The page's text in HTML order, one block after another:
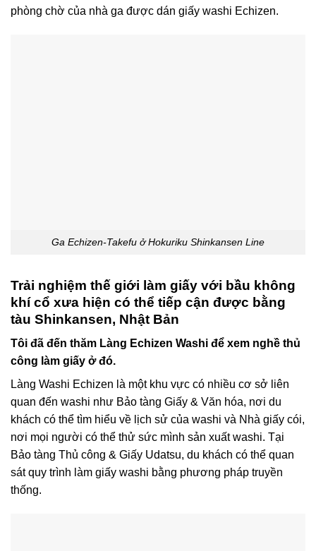
phòng chờ của nhà ga được dán giấy washi Echizen.
Ga Echizen-Takefu ở Hokuriku Shinkansen Line
Trải nghiệm thế giới làm giấy với bầu không
khí cổ xưa hiện có thể tiếp cận được bằng
tàu Shinkansen, Nhật Bản
Tôi đã đến thăm Làng Echizen Washi để xem nghề thủ
công làm giấy ở đó.
Làng Washi Echizen là một khu vực có nhiều cơ sở liên
quan đến washi như Bảo tàng Giấy & Văn hóa, nơi du
khách có thể tìm hiểu về lịch sử của washi và Nhà giấy cói,
nơi mọi người có thể thử sức mình sản xuất washi. Tại
Bảo tàng Thủ công & Giấy Udatsu, du khách có thể quan
sát quy trình làm giấy washi bằng phương pháp truyền
thống.